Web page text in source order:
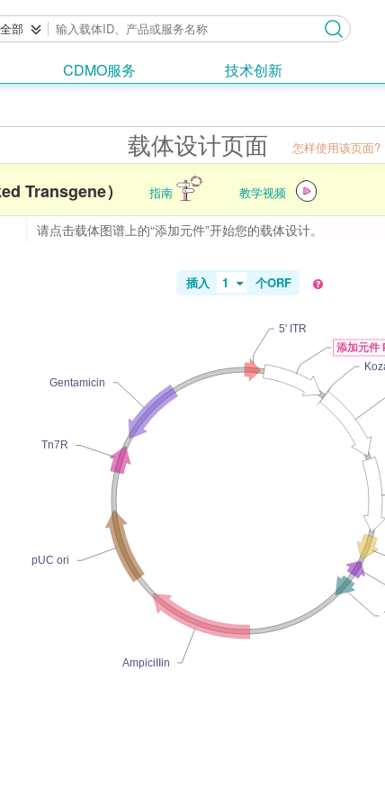
部
CDMO服务 技术创新
载体设计页面 怎样使用该页面?
Transgene） 指南 教学视频
请点击载体图谱上的“添加元件”开始您的载体设计。
插入 1 个ORF
5' ITR
添加元件
AmpiciIIin
pUC ori
Tn7R
Gentamicin